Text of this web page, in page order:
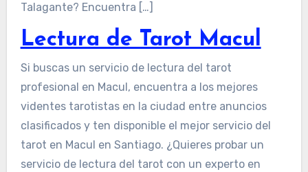
Talagante? Encuentra […]
Lectura de Tarot Macul
Si buscas un servicio de lectura del tarot
profesional en Macul, encuentra a los mejores
videntes tarotistas en la ciudad entre anuncios
clasificados y ten disponible el mejor servicio del
tarot en Macul en Santiago. ¿Quieres probar un
servicio de lectura del tarot con un experto en